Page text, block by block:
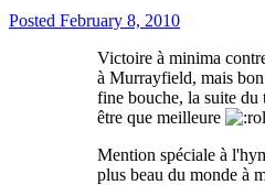
Posted February 8, 2010
Victoire à minima
à Murrayfield, mais
fine bouche, la suite du
être que meilleure
Mention spéciale à
plus beau du monde à